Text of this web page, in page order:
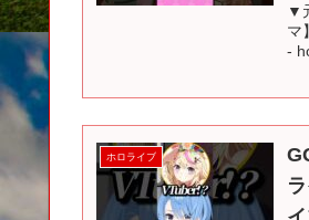
▼
マ
-
ホロライブ